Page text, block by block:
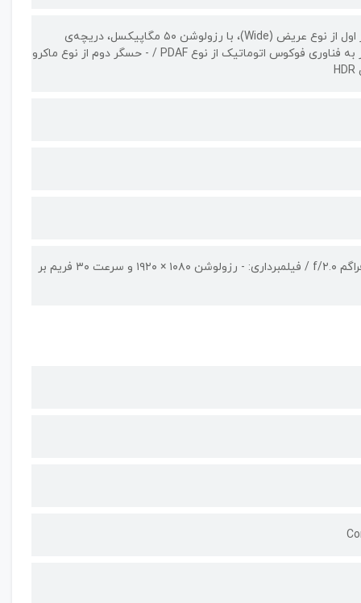
دارای ۲ حسگر دوربین | دوربین‌هایی با رزولوشن ۵۰+۲ مگاپیکسل / - حسگر اول از نوع عریض (Wide)، با رزولوشن ۵۰ مگاپیکسل، دریچه‌ی
دیافراگم f/۱.۸، فاصله کانونی لنز ۲۸ میلی‌متر (Focal Length ۲۸ mm)، مجهز به فناوری فوکوس اتوماتیک از نوع PDAF / - حسگر دوم از نوع ماکرو
دارای یک حسگر دوربین | دوربین‌ با رزولوشن ۸ مگاپیکسل / - دریچه‌ی دیافراگم f/۲.۰ / فیلمبرداری: - رزولوشن ۱۰۸۰ × ۱۹۲۰ و سرعت ۳۰ فریم بر